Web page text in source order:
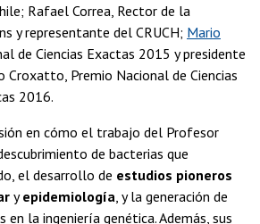
Rafael Correa, Rector de la
y representante del CRUCH; Mario
de Ciencias Exactas 2015 y presidente
Croxatto, Premio Nacional de Ciencias
2016.
en cómo el trabajo del Profesor
de bacterias que
el desarrollo de estudios pioneros
yepidemiología, y la generación de
en la ingeniería genética. Además, sus